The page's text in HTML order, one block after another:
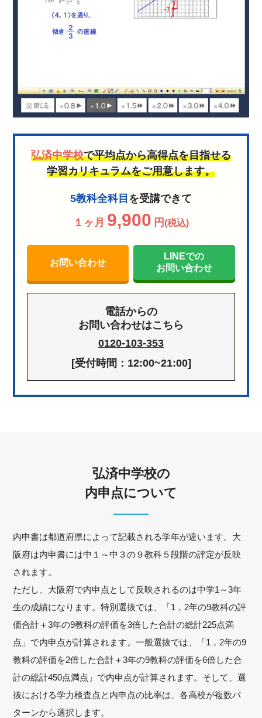
弘済中学校で平均点から高得点を目指せる
学習カリキュラムをご用意します。
5教科全科目 を受講できて
１ヶ月 9,900 円(税込)
お問い合わせ
LINEでの
お問い合わせ
電話からの
お問い合わせはこちら
0120-103-353
[受付時間：12:00~21:00]
弘済中学校の
内申点について
内申書は都道府県によって記載される学年が違います。大
阪府は内申書には中１～中３の９教科５段階の評定が反映
されます。
ただし、大阪府で内申点として反映されるのは中学1～3年
生の成績になります。特別選抜では、「1，2年の9教科の評
価合計＋3年の9教科の評価を3倍した合計の総計225点満
点」で内申点が計算されます。一般選抜では、「1，2年の9
教科の評価を2倍した合計＋3年の9教科の評価を6倍した合
計の総計450点満点」で内申点が計算されます。そして、選
抜における学力検査点と内申点の比率は、各高校が複数パ
ターンから選択します。